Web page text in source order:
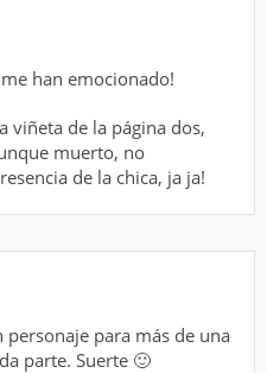
han emocionado!
viñeta de la página dos,
muerto, no
de la chica, ja ja!
para más de una
parte. Suerte 🙂